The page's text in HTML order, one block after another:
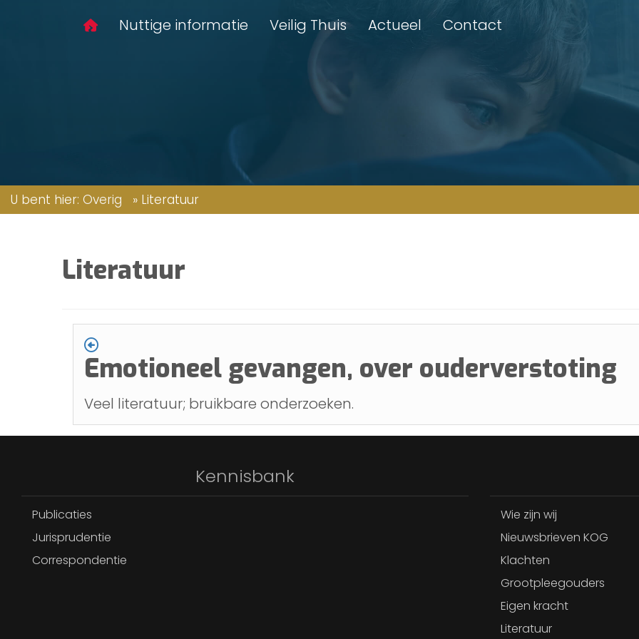
Nuttige informatie Veilig Thuis Actueel Contact
U bent hier: Overig » Literatuur
Literatuur
Emotioneel gevangen, over ouderverstoting
Veel literatuur; bruikbare onderzoeken.
Kennisbank
Publicaties
Jurisprudentie
Correspondentie
Wie zijn wij
Nieuwsbrieven KOG
Klachten
Grootpleegouders
Eigen kracht
Literatuur